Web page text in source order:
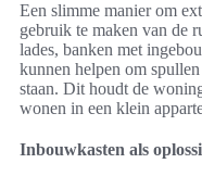
Een slimme manier om
gebruik te maken van de
lades, banken met
kunnen helpen om
staan. Dit houdt de
wonen in een klein
Inbouwkasten als